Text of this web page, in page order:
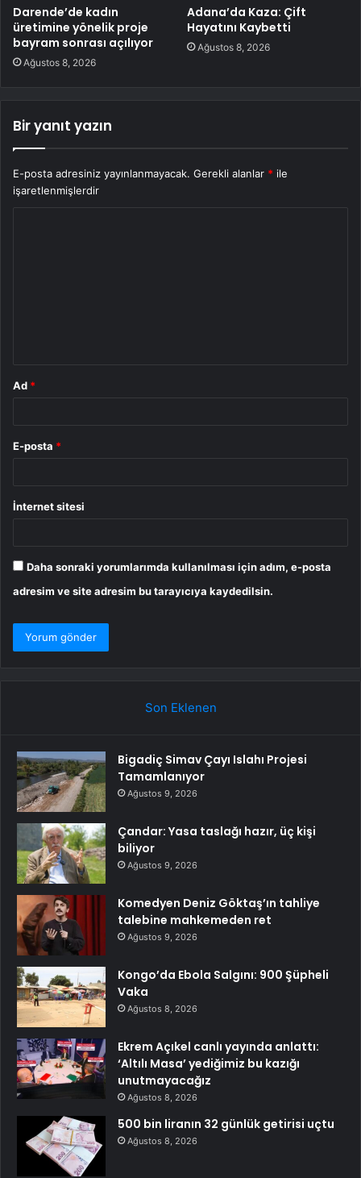
Darende’de kadın
üretimine yönelik proje
bayram sonrası açılıyor
Ağustos 8, 2026
Adana’da Kaza: Çift
Hayatını Kaybetti
Ağustos 8, 2026
Bir yanıt yazın
E-posta adresiniz yayınlanmayacak. Gerekli alanlar * ile
işaretlenmişlerdir
Ad *
E-posta *
İnternet sitesi
Daha sonraki yorumlarımda kullanılması için adım, e-posta
adresim ve site adresim bu tarayıcıya kaydedilsin.
Son Eklenen
Bigadiç Simav Çayı Islahı Projesi
Tamamlanıyor
Ağustos 9, 2026
Çandar: Yasa taslağı hazır, üç kişi
biliyor
Ağustos 9, 2026
Komedyen Deniz Göktaş’ın tahliye
talebine mahkemeden ret
Ağustos 9, 2026
Kongo’da Ebola Salgını: 900 Şüpheli
Vaka
Ağustos 8, 2026
Ekrem Açıkel canlı yayında anlattı:
‘Altılı Masa’ yediğimiz bu kazığı
unutmayacağız
Ağustos 8, 2026
500 bin liranın 32 günlük getirisi uçtu
Ağustos 8, 2026